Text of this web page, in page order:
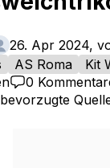
26. Apr 2024,
AS Roma Kit
0